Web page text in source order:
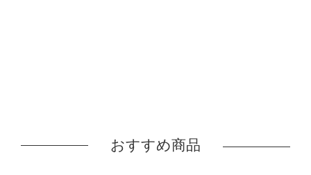
おすすめ商品